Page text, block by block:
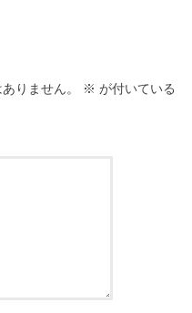
りません。 ※ が付いている